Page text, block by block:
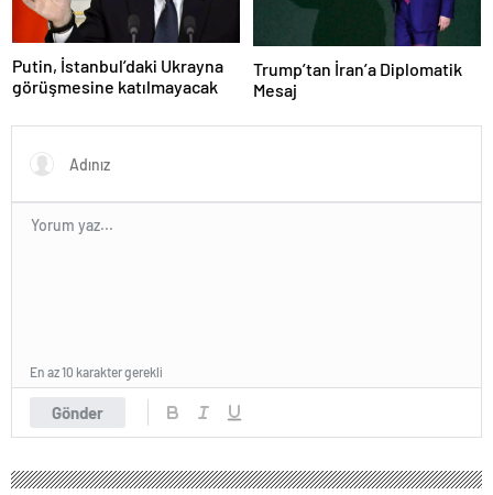
Putin, İstanbul’daki Ukrayna
görüşmesine katılmayacak
Trump’tan İran’a Diplomatik
Mesaj
Gönder
En az 10 karakter gerekli